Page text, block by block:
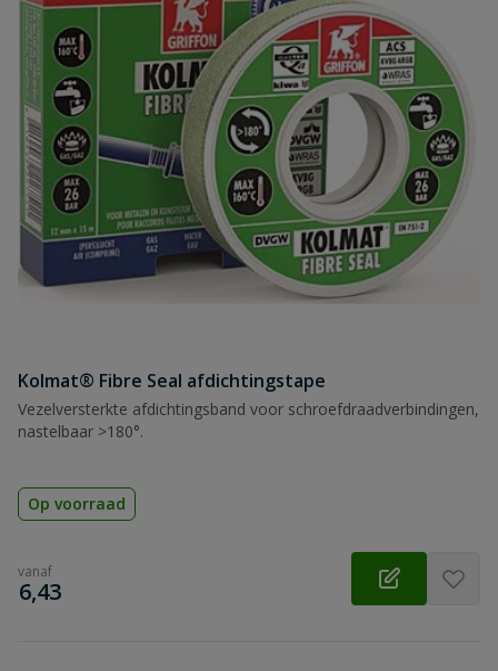
Kolmat® Fibre Seal afdichtingstape
Vezelversterkte afdichtingsband voor schroefdraadverbindingen,
nastelbaar >180°.
Op voorraad
vanaf
€
6,43